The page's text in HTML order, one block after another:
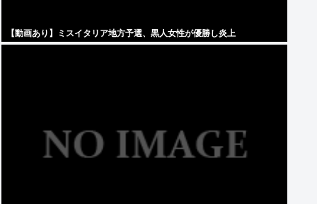
【動画あり】ミスイタリア地方予選、黒人女性が優勝し炎上